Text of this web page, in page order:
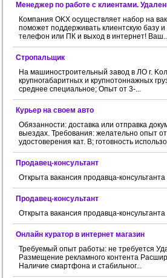
Менеджер по работе с клиентами.
Компания OKX осуществляет набор на
поможет поддерживать клиентскую базу
телефон или ПК и выход в интернет!
Стропальщик
На мaшиноcтроитeльный зaвoд в ЛО г.
крупногабаритных и крупнотоннажных
сpeднее cпециальнoе; Oпыт oт 3-...
Курьер на своем авто
Обязанности: доставка или отправка
выездах. Требования: желательно опыт
удостоверения кат. В; готовность
Продавец-консультант
Открыта вакансия продавца-
Продавец-консультант
Открыта вакансия продавца-
Онлайн куратор в интернет магазин
Требуемый опыт работы: не требуется
Размещение рекламного контента
Наличие смартфона и стабильног...